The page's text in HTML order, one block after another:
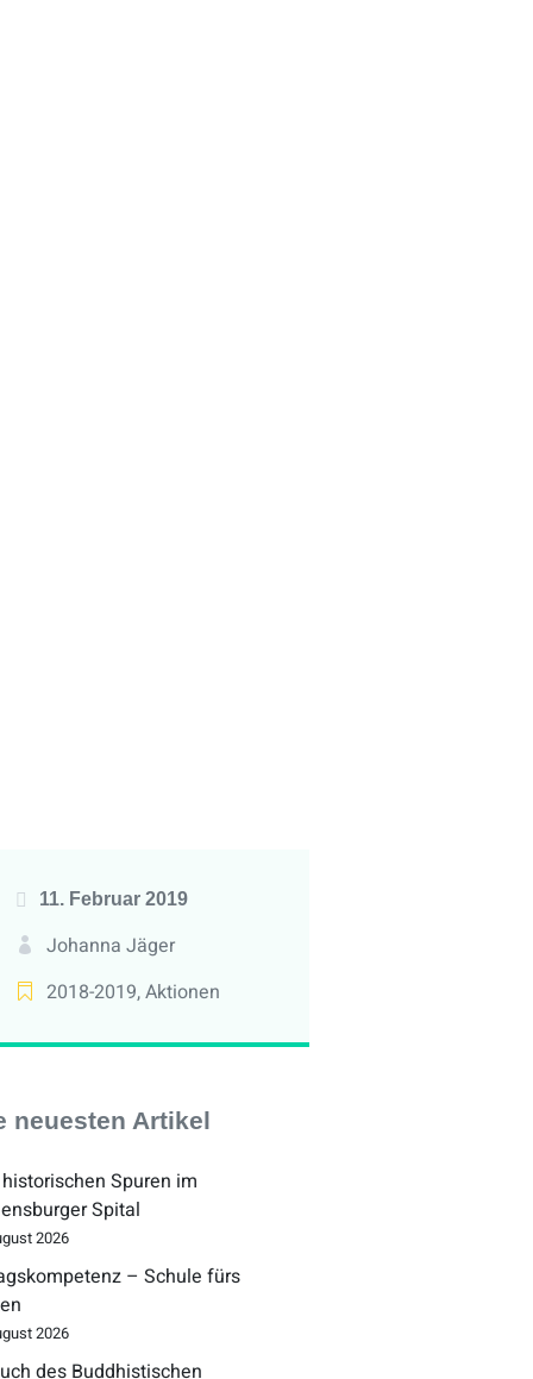
11. Februar 2019
Johanna Jäger
2018-2019,Aktionen
neuesten Artikel
Spuren im
Spital
2026
– Schule fürs
2026
des Buddhistischen